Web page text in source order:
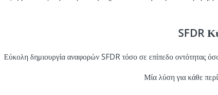
SFDR
Εύκολη δημιουργία αναφορών SFDR τόσο σε επίπεδο οντότητας
Μία λύση για κάθε